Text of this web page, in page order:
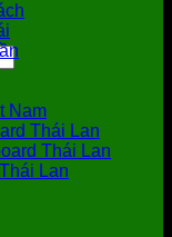
Nam
Thái Lan
Thái Lan
Lan